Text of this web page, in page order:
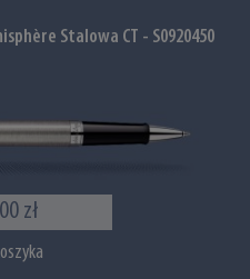
Stalowa CT - S0920450
zł